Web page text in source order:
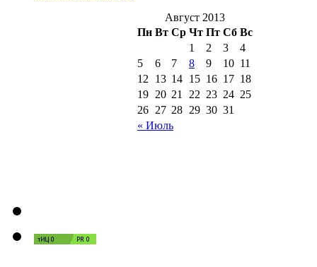
Август 2013
Пн Вт Ср Чт Пт Сб Вс
« Июль
1 2 3
4
5
6 7 8 9 10 11
12
13 14 15 16 17 18
19 20 21 22 23 24 25
26 27 28 29 30 31